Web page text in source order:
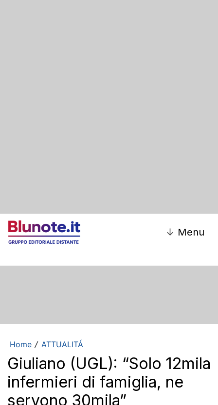
↓ Menu
Home / ATTUALITÁ
Giuliano (UGL): “Solo 12mila
infermieri di famiglia, ne
servono 30mila”